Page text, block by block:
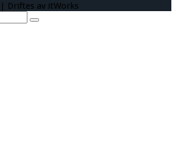
| Driftes av itWorks